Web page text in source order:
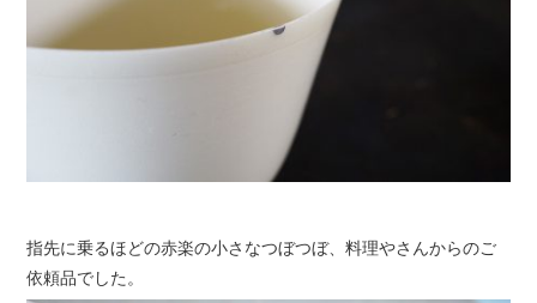
指先に乗るほどの赤楽の小さなつぼつぼ、料理やさんからのご
依頼品でした。